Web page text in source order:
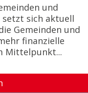
und
setzt sich aktuell
Gemeinden und
finanzielle
Mittelpunkt...